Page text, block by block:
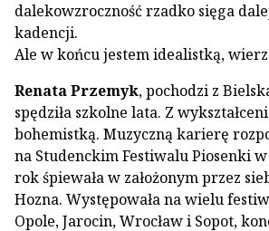
dalekowzroczność rzadko sięga
kadencji.
Ale w końcu jestem idealistką,
Renata Przemyk, pochodzi z
spędziła szkolne lata. Z
bohemistką. Muzyczną karierę
na Studenckim Festiwalu Piosenki
rok śpiewała w założonym przez
Hozna. Występowała na wielu
Opole, Jarocin, Wrocław i Sopot,